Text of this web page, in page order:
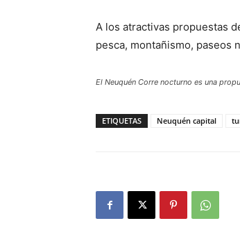
A los atractivas propuestas
pesca, montañismo, paseos
El Neuquén Corre nocturno es una
ETIQUETAS Neuquén capital